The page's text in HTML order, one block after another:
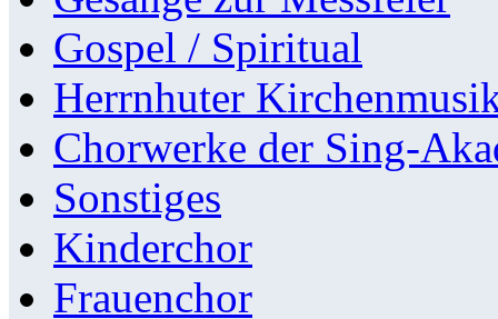
Gospel / Spiritual
Herrnhuter
Chorwerke der Sing-
Sonstiges
Kinderchor
Frauenchor